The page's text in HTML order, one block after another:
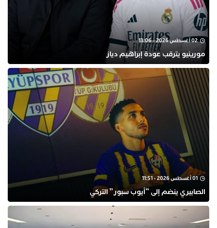
02 أغسطس 2026 - 13:06
مورينيو يترقب عودة إبراهيم دياز
01 أغسطس 2026 - 11:51
الصابيري ينضم إلى “أيوب سبور” التركي